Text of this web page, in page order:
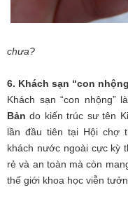
Bạn đã bao
chưa?
6. Khách sạn “con
Khách sạn “con nhộng”
Bản do kiến trúc sư tên
lần đầu tiên tại Hội chợ
khách nước ngoài cực kỳ
rẻ và an toàn mà còn
thế giới khoa học viễn